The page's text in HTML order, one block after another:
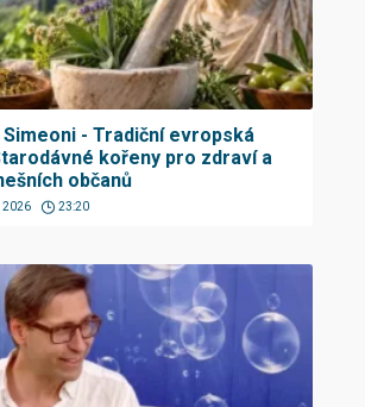
Simeoni - Tradiční evropská
kořeny pro zdraví a
občanů
2026 23:20